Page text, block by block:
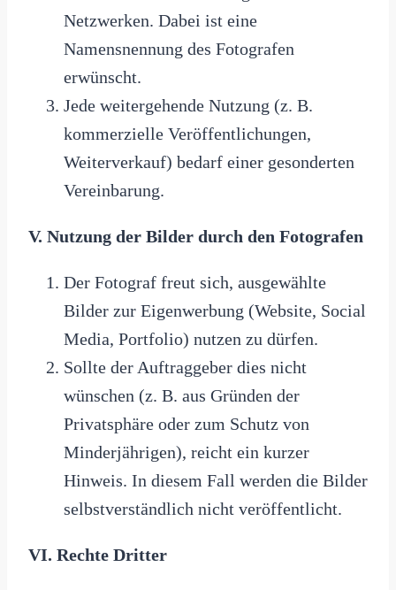
Netzwerken. Dabei ist eine
Namensnennung des Fotografen
erwünscht.
Jede weitergehende Nutzung (z. B.
kommerzielle Veröffentlichungen,
Weiterverkauf) bedarf einer gesonderten
Vereinbarung.
V. Nutzung der Bilder durch den Fotografen
Der Fotograf freut sich, ausgewählte
Bilder zur Eigenwerbung (Website, Social
Media, Portfolio) nutzen zu dürfen.
Sollte der Auftraggeber dies nicht
wünschen (z. B. aus Gründen der
Privatsphäre oder zum Schutz von
Minderjährigen), reicht ein kurzer
Hinweis. In diesem Fall werden die Bilder
selbstverständlich nicht veröffentlicht.
VI. Rechte Dritter